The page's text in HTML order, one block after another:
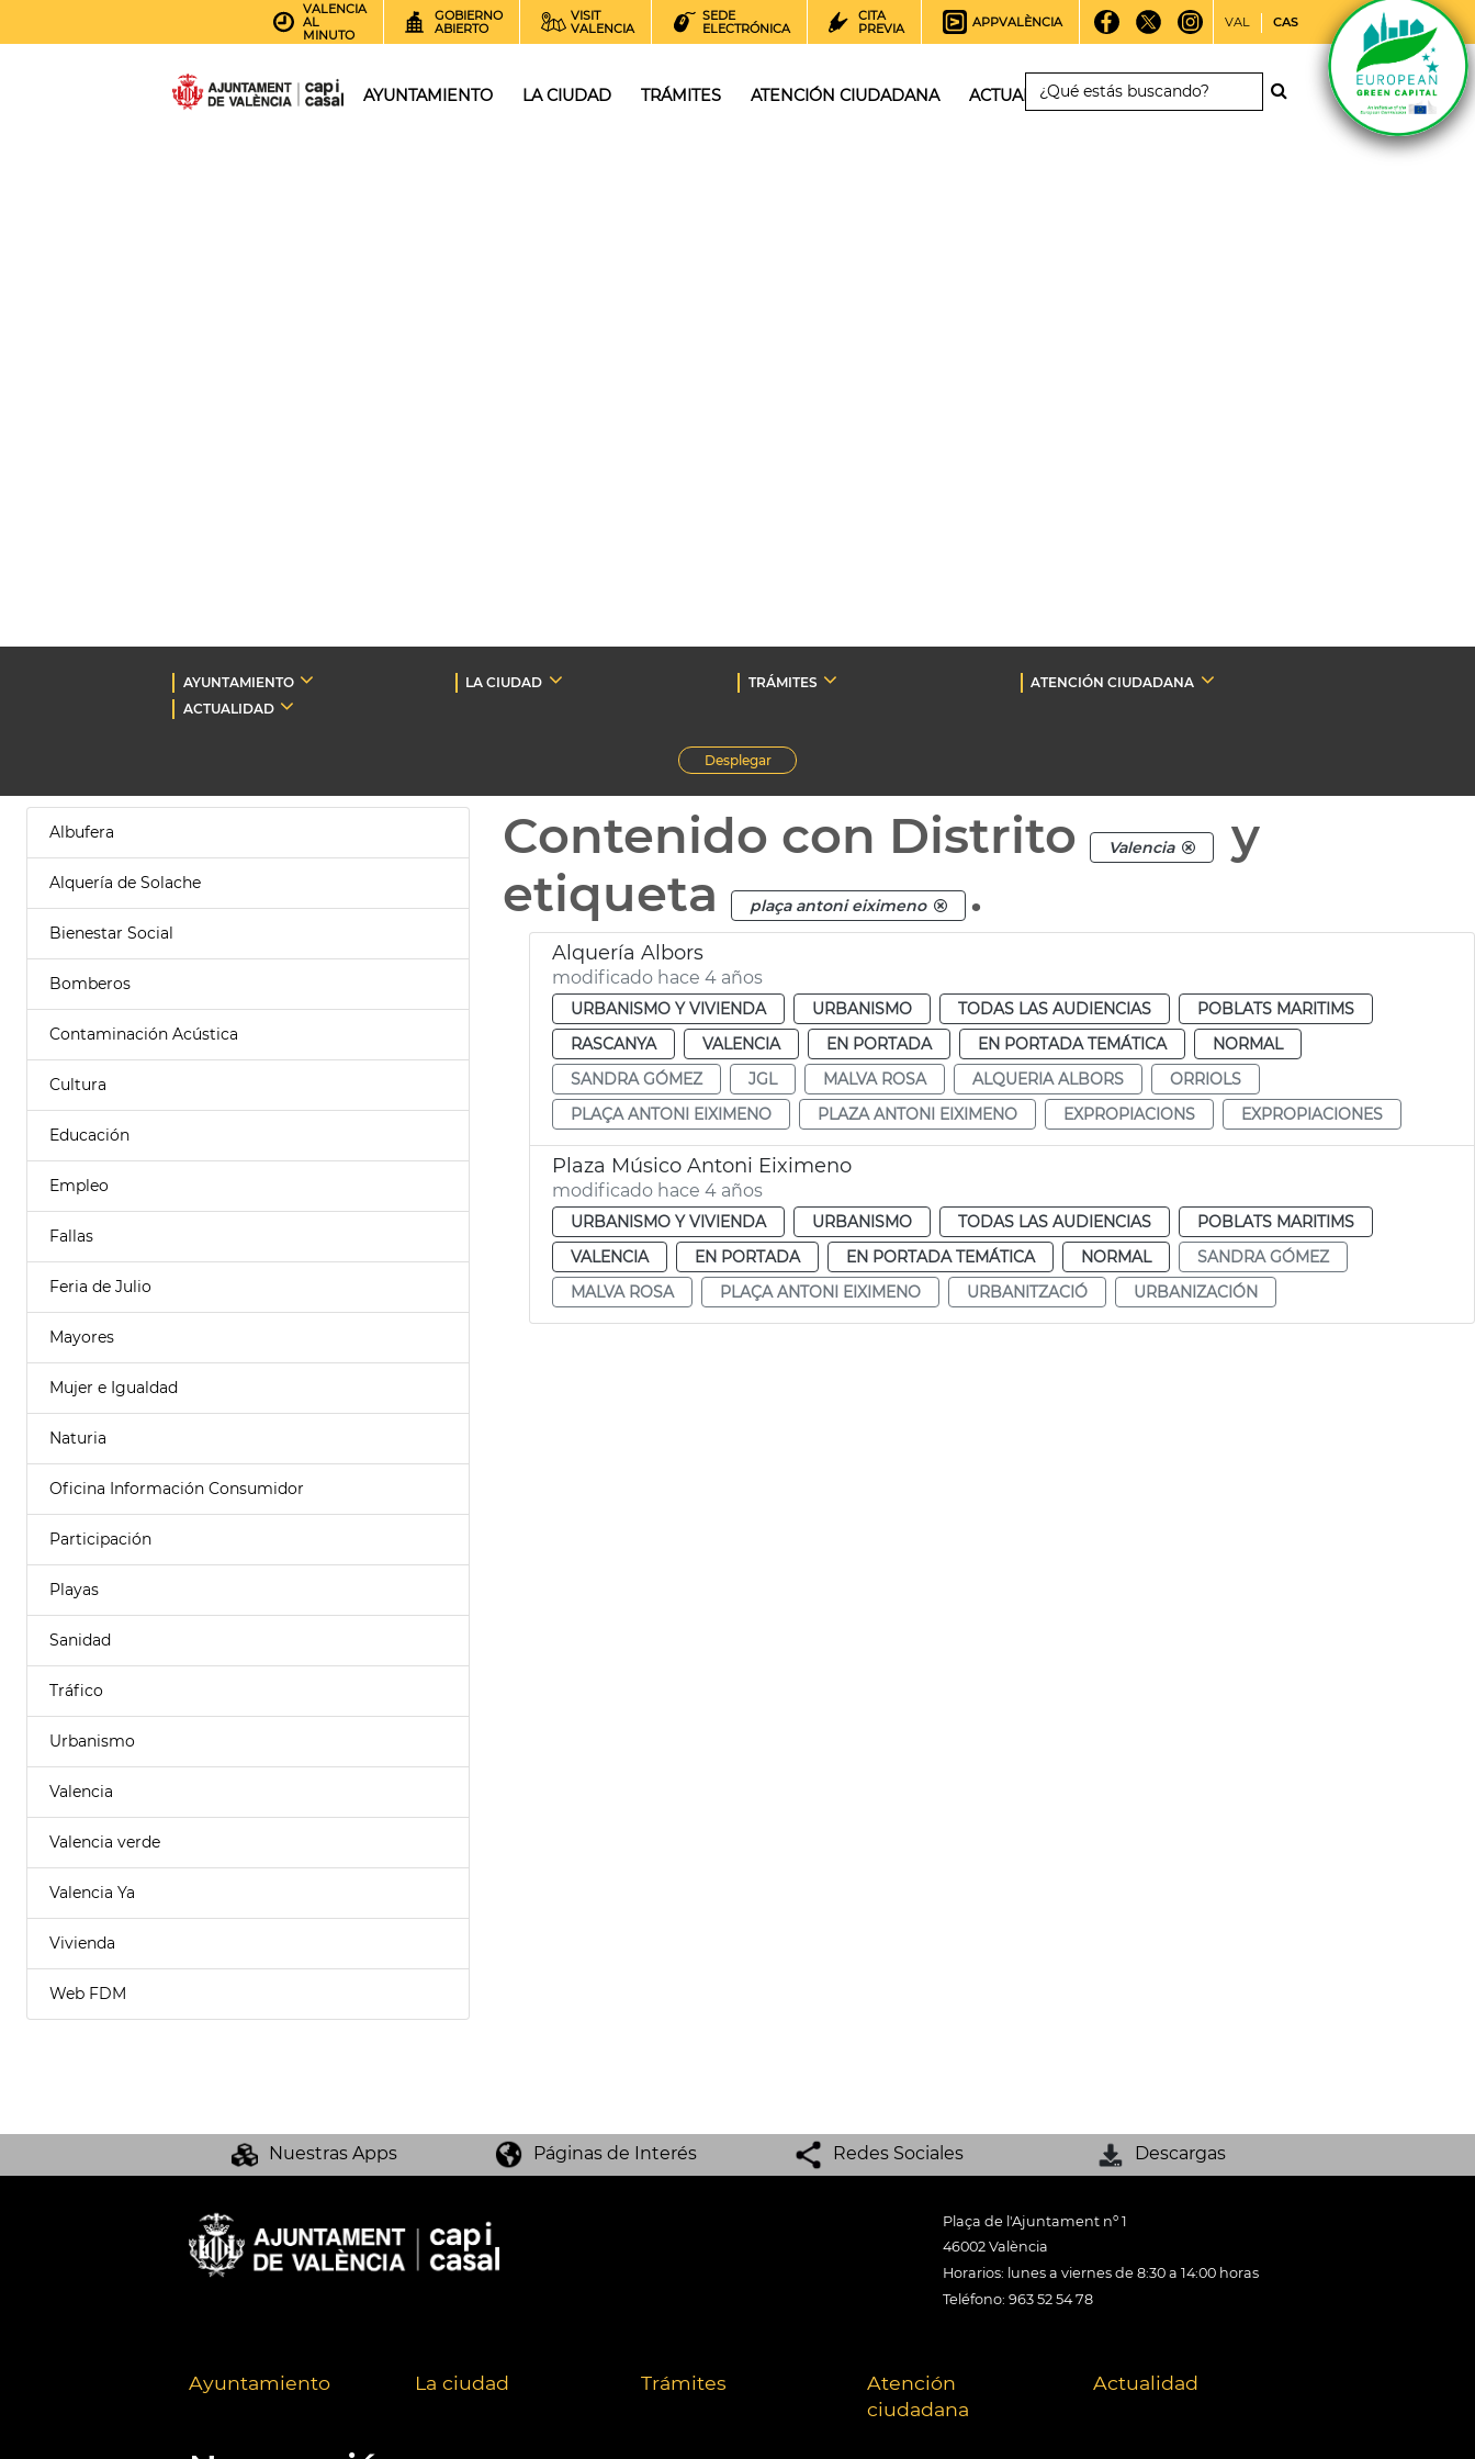
VALENCIA
AL
MINUTO
GOBIERNO
ABIERTO
VISIT
VALENCIA
SEDE
ELECTRÓNICA
CITA
PREVIA
APPVALÈNCIA VAL CAS
AYUNTAMIENTO LA CIUDAD TRÁMITES ATENCIÓN CIUDADANA ACTUALIDAD
AYUNTAMIENTO LA CIUDAD TRÁMITES
ATENCIÓN CIUDADANA
ACTUALIDAD
Desplegar
Albufera
Alquería de Solache
Bienestar Social
Bomberos
Contaminación Acústica
Cultura
Educación
Empleo
Fallas
Feria de Julio
Mayores
Mujer e Igualdad
Naturia
Oficina Información Consumidor
Participación
Playas
Sanidad
Tráfico
Urbanismo
Valencia
Valencia verde
Valencia Ya
Vivienda
Web FDM
Contenido con Distrito Valencia
y
etiqueta
plaça antoni eiximeno .
Alquería Albors
modificado hace 4 años
URBANISMO Y VIVIENDA URBANISMO TODAS LAS AUDIENCIAS
POBLATS MARITIMS
RASCANYA
VALENCIA EN PORTADA EN PORTADA TEMÁTICA
NORMAL
SANDRA GÓMEZ
JGL MALVA ROSA ALQUERIA ALBORS
ORRIOLS
PLAÇA ANTONI EIXIMENO
PLAZA ANTONI EIXIMENO EXPROPIACIONS EXPROPIACIONES
Plaza Músico Antoni Eiximeno
modificado hace 4 años
URBANISMO Y VIVIENDA URBANISMO TODAS LAS AUDIENCIAS
POBLATS MARITIMS
VALENCIA
EN PORTADA EN PORTADA TEMÁTICA NORMAL
SANDRA GÓMEZ
MALVA ROSA
PLAÇA ANTONI EIXIMENO URBANITZACIÓ URBANIZACIÓN
Nuestras Apps Páginas de Interés Redes Sociales Descargas
Plaça de l'Ajuntament nº 1
46002 València
Horarios: lunes a viernes de 8:30 a 14:00 horas
Teléfono: 963 52 54 78
Ayuntamiento La ciudad Trámites
Atención
ciudadana
Actualidad